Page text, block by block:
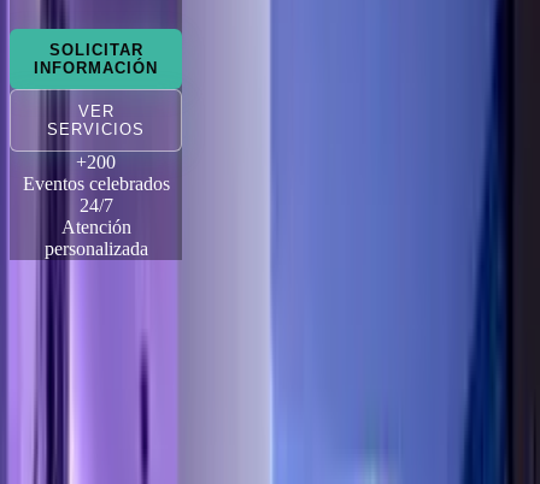
SOLICITAR
INFORMACIÓN
VER
SERVICIOS
+200
Eventos celebrados
24/7
Atención
personalizada